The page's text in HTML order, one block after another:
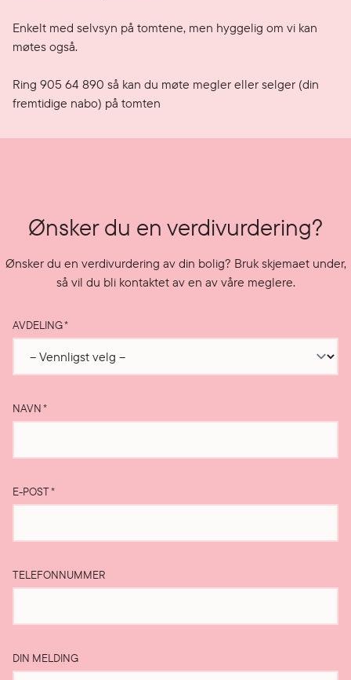
Enkelt med selvsyn på tomtene, men hyggelig om vi kan
møtes også.
Ring 905 64 890 så kan du møte megler eller selger (din
fremtidige nabo) på tomten
Ønsker du en verdivurdering?
Ønsker du en verdivurdering av din bolig? Bruk skjemaet under,
så vil du bli kontaktet av en av våre meglere.
AVDELING*
NAVN*
E-POST*
TELEFONNUMMER
DIN MELDING